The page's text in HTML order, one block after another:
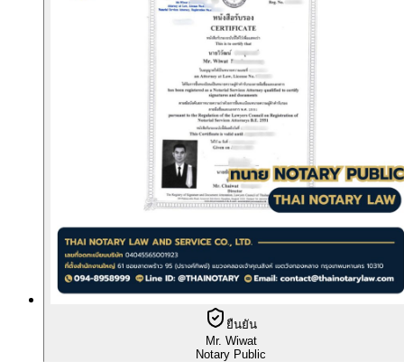
ยืนยัน
Mr. Wiwat
Notary Public